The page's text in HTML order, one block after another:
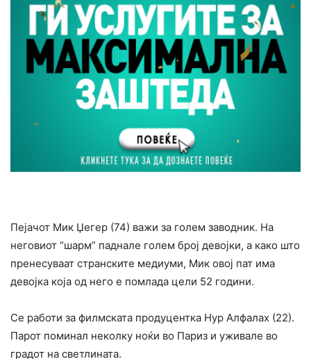
Пејачот Мик Џегер (74) важи за голем заводник. На
неговиот “шарм” паднале голем број девојки, a како што
пренесуваат странските медиуми, Мик овој пат има
девојка која од него е помлада цели 52 години.
Се работи за филмската продуцентка Нур Алфалах (22).
Парот поминал неколку ноќи во Париз и уживале во
градот на светлината.